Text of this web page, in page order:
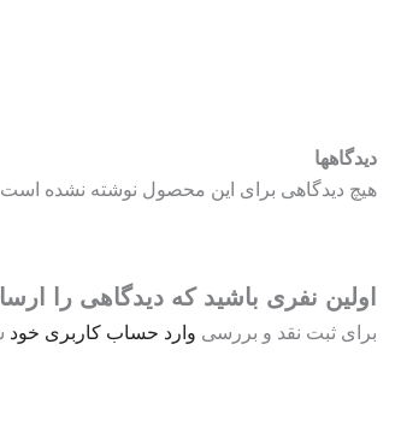
دیدگاهها
هیچ دیدگاهی برای این محصول نوشته نشده
اولین نفری باشید که دیدگاهی را
برای ثبت نقد و بررسی وارد حساب کاربری خود